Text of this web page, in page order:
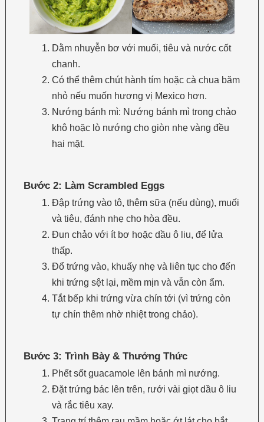
Dằm nhuyễn bơ với muối, tiêu và nước cốt
chanh.
Có thể thêm chút hành tím hoặc cà chua băm
nhỏ nếu muốn hương vị Mexico hơn.
Nướng bánh mì: Nướng bánh mì trong chảo
khô hoặc lò nướng cho giòn nhẹ vàng đều
hai mặt.
Bước 2: Làm Scrambled Eggs
Đập trứng vào tô, thêm sữa (nếu dùng), muối
và tiêu, đánh nhẹ cho hòa đều.
Đun chảo với ít bơ hoặc dầu ô liu, để lửa
thấp.
Đổ trứng vào, khuấy nhẹ và liên tục cho đến
khi trứng sệt lại, mềm mịn và vẫn còn ẩm.
Tắt bếp khi trứng vừa chín tới (vì trứng còn
tự chín thêm nhờ nhiệt trong chảo).
Bước 3: Trình Bày & Thưởng Thức
Phết sốt guacamole lên bánh mì nướng.
Đặt trứng bác lên trên, rưới vài giọt dầu ô liu
và rắc tiêu xay.